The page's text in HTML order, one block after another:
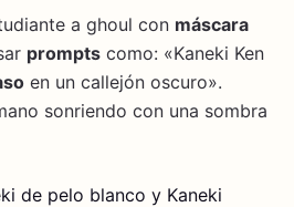
a ghoul con máscara
prompts como: «Kaneki Ken
en un callejón oscuro».
sonriendo con una sombra
de pelo blanco y Kaneki